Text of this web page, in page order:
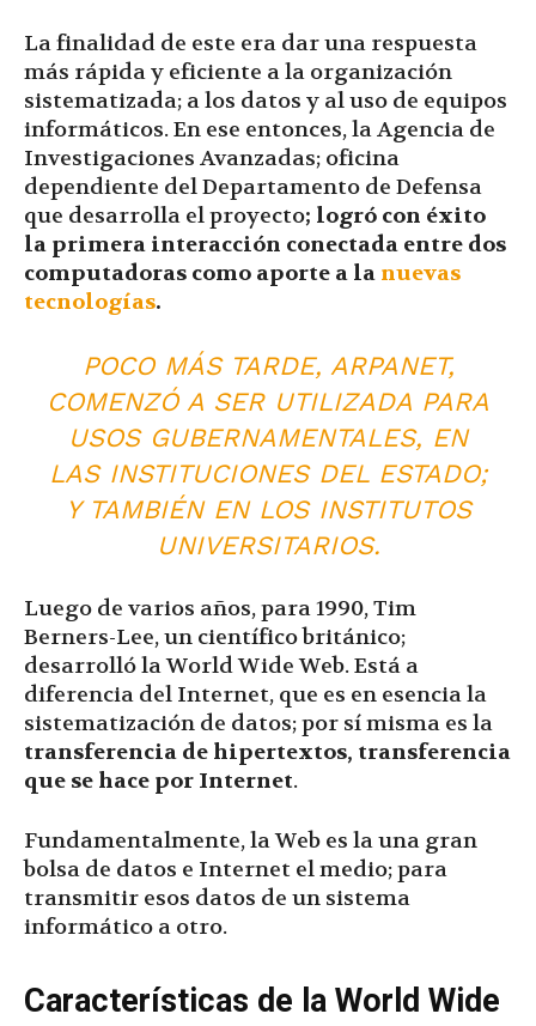
La finalidad de este era dar una respuesta
más rápida y eficiente a la organización
sistematizada; a los datos y al uso de equipos
informáticos. En ese entonces, la Agencia de
Investigaciones Avanzadas; oficina
dependiente del Departamento de Defensa
que desarrolla el proyecto; logró con éxito
la primera interacción conectada entre dos
computadoras como aporte a la nuevas
tecnologías.
POCO MÁS TARDE, ARPANET,
COMENZÓ A SER UTILIZADA PARA
USOS GUBERNAMENTALES, EN
LAS INSTITUCIONES DEL ESTADO;
Y TAMBIÉN EN LOS INSTITUTOS
UNIVERSITARIOS.
Luego de varios años, para 1990, Tim
Berners-Lee, un científico británico;
desarrolló la World Wide Web. Está a
diferencia del Internet, que es en esencia la
sistematización de datos; por sí misma es la
transferencia de hipertextos, transferencia
que se hace por Internet.
Fundamentalmente, la Web es la una gran
bolsa de datos e Internet el medio; para
transmitir esos datos de un sistema
informático a otro.
Características de la World Wide